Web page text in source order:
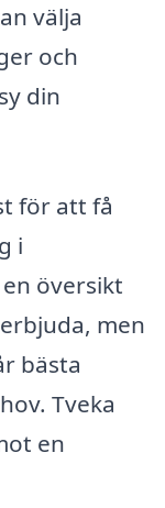
välja
och
din
för att få
i
översikt
men
bästa
Tveka
en